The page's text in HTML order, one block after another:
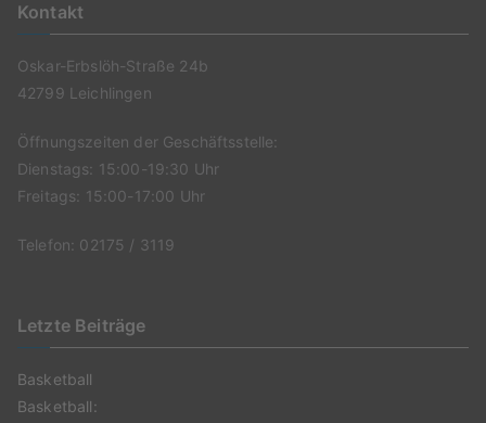
Kontakt
Oskar-Erbslöh-Straße 24b
42799 Leichlingen
Öffnungszeiten der Geschäftsstelle:
Dienstags: 15:00-19:30 Uhr
Freitags: 15:00-17:00 Uhr
Telefon: 02175 / 3119
Letzte Beiträge
Basketball
Basketball: